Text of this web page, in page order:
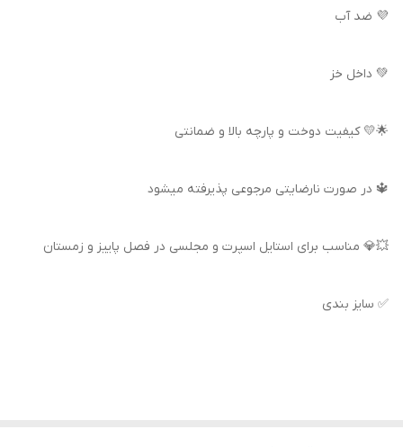
💜 ضد آب
💚 داخل خز
🌟💛 کیفیت دوخت و پارچه بالا و ضمانتی
🔱 در صورت نارضایتی مرجوعی پذیرفته میشود
💥💎 مناسب برای استایل اسپرت و مجلسی در فصل پاییز و زمستان
✅ سایز بندی